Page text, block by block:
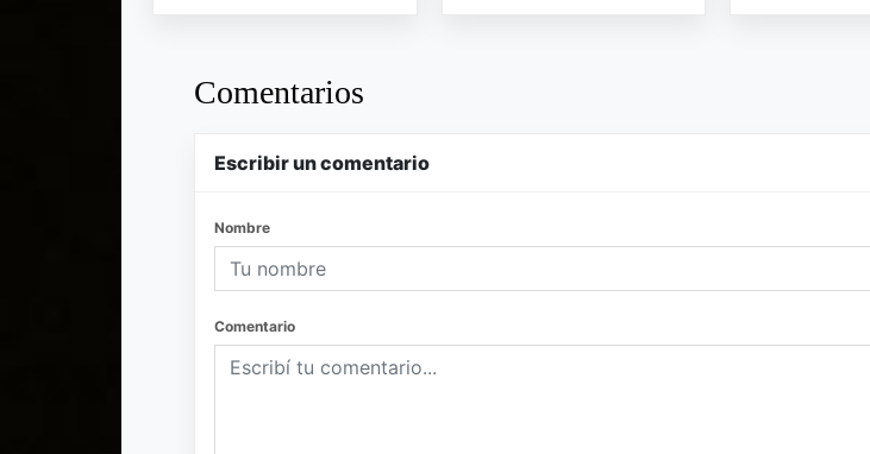
Comentarios
Escribir un comentario
Nombre
Comentario